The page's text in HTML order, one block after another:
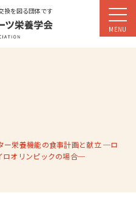
換を図る団体です
ー栄養機能の食事計画と献立 ─ロ
ロオリンピックの場合─